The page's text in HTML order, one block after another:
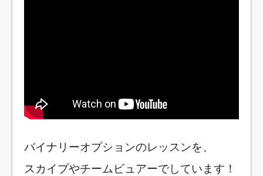
バイナリーオプションのレッスンを、
スカイプやチームビュアーでしています！